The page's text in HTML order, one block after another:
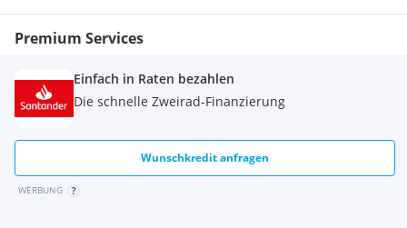
Preis VHB! Mach mir ein Angebot!
Besichtigung jederzeit möglich!
Bei ernsthaftem Interesse gerne eine Nachricht hinterlassen.
Privatverkauf daher ohne Gewährleistung und Garantie. -
Keine Rücknahme!
Premium Services
Einfach in Raten bezahlen
Die schnelle Zweirad-Finanzierung
Wunschkredit anfragen
WERBUNG